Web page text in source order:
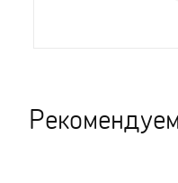
Рекомендуем